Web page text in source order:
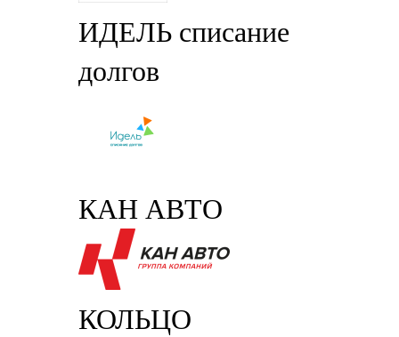
ИДЕЛЬ списание
долгов
КАН АВТО
КОЛЬЦО